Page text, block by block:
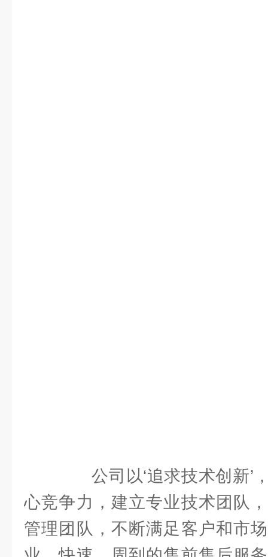
公司以‘追求技术创新’
心竞争力，建立专业技术团队
管理团队，不断满足客户和市